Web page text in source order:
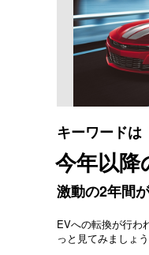
キーワードは
今年以
激動の2年間
EVへの転換が行わ
っと見てみましょう